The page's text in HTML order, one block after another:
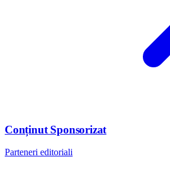
Conținut Sponsorizat
Parteneri editoriali